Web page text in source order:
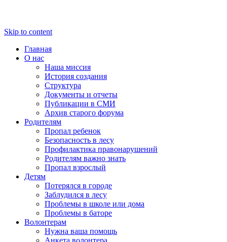
Skip to content
Главная
О нас
Наша миссия
История создания
Структура
Документы и отчеты
Публикации в СМИ
Архив старого форума
Родителям
Пропал ребенок
Безопасность в лесу
Профилактика правонарушений
Родителям важно знать
Пропал взрослый
Детям
Потерялся в городе
Заблудился в лесу
Проблемы в школе или дома
Проблемы в баторе
Волонтерам
Нужна ваша помощь
Анкета волонтера